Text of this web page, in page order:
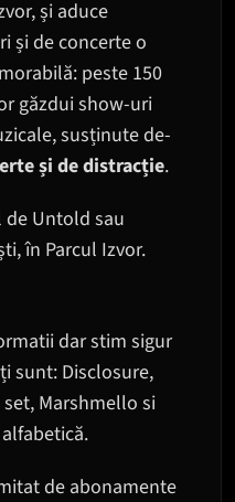
și aduce
și de concerte o
peste 150
găzdui show-uri
susținute de-
și de distracție.
de Untold sau
în Parcul Izvor.
dar stim sigur
sunt: Disclosure,
Marshmello si
de abonamente